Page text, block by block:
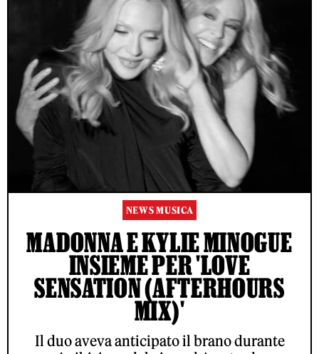
NEWS MUSICA
MADONNA E KYLIE MINOGUE
INSIEME PER 'LOVE
SENSATION (AFTERHOURS
MIX)'
Il duo aveva anticipato il brano durante